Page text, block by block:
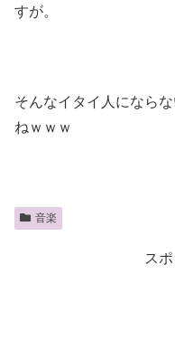
すが。
そんなイタイ人になら
ねｗｗｗ
音楽
ス